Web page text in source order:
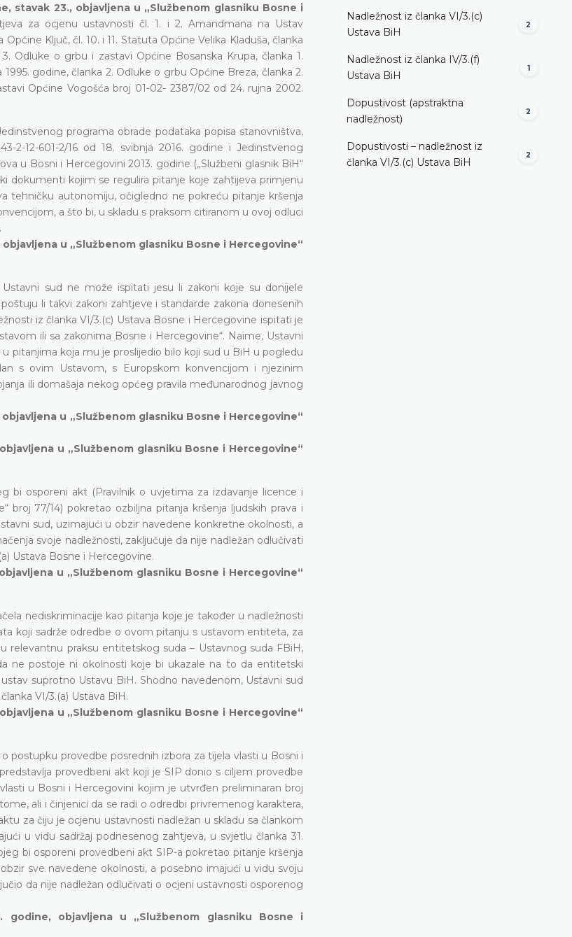
stavak 23., objavljena u „Službenom glasniku Bosne i
za ocjenu ustavnosti čl. 1. i 2. Amandmana na Ustav
Ključ, čl. 10. i 11. Statuta Općine Velika Kladuša, članka
Odluke o grbu i zastavi Općine Bosanska Krupa, članka 1.
godine, članka 2. Odluke o grbu Općine Breza, članka 2.
Općine Vogošća broj 01-02- 2387/02 od 24. rujna 2002.
programa obrade podataka popisa stanovništva,
2-12-601-2/16 od 18. svibnja 2016. godine i Jedinstvenog
u Bosni i Hercegovini 2013. godine („Službeni glasnik BiH“
dokumenti kojim se regulira pitanje koje zahtijeva primjenu
tehničku autonomiju, očigledno ne pokreću pitanje kršenja
a što bi, u skladu s praksom citiranom u ovoj odluci
u „Službenom glasniku Bosne i Hercegovine“
sud ne može ispitati jesu li zakoni koje su donijele
li takvi zakoni zahtjeve i standarde zakona donesenih
iz članka VI/3.(c) Ustava Bosne i Hercegovine ispitati je
ili sa zakonima Bosne i Hercegovine“. Naime, Ustavni
pitanjima koja mu je proslijedio bilo koji sud u BiH u pogledu
s ovim Ustavom, s Europskom konvencijom i njezinim
ili domašaja nekog općeg pravila međunarodnog javnog
u „Službenom glasniku Bosne i Hercegovine“
u „Službenom glasniku Bosne i Hercegovine“
bi osporeni akt (Pravilnik o uvjetima za izdavanje licence i
broj 77/14) pokretao ozbiljna pitanja kršenja ljudskih prava i
sud, uzimajući u obzir navedene konkretne okolnosti, a
svoje nadležnosti, zaključuje da nije nadležan odlučivati
Ustava Bosne i Hercegovine.
u „Službenom glasniku Bosne i Hercegovine“
nediskriminacije kao pitanja koje je također u nadležnosti
koji sadrže odredbe o ovom pitanju s ustavom entiteta, za
relevantnu praksu entitetskog suda – Ustavnog suda FBiH,
ne postoje ni okolnosti koje bi ukazale na to da entitetski
suprotno Ustavu BiH. Shodno navedenom, Ustavni sud
VI/3.(a) Ustava BiH.
u „Službenom glasniku Bosne i Hercegovine“
postupku provedbe posrednih izbora za tijela vlasti u Bosni i
provedbeni akt koji je SIP donio s ciljem provedbe
u Bosni i Hercegovini kojim je utvrđen preliminaran broj
ali i činjenici da se radi o odredbi privremenog karaktera,
za čiju je ocjenu ustavnosti nadležan u skladu sa člankom
u vidu sadržaj podnesenog zahtjeva, u svjetlu članka 31.
bi osporeni provedbeni akt SIP-a pokretao pitanje kršenja
sve navedene okolnosti, a posebno imajući u vidu svoju
da nije nadležan odlučivati o ocjeni ustavnosti osporenog
objavljena u „Službenom glasniku Bosne i
Nadležnost iz članka VI/3.(c)
Ustava BiH
2
Nadležnost iz članka IV/3.(f)
Ustava BiH
1
Dopustivost (apstraktna
nadležnost)
2
Dopustivosti – nadležnost iz
članka VI/3.(c) Ustava BiH
2